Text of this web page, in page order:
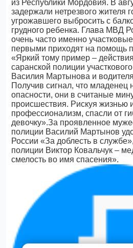
из Республики Мордовия. В
задержали нетрезвого жителя
угрожавшего выбросить с
грудного ребенка. Глава МВД
очень часто именно
первыми приходят на помощь
«Яркий тому пример –
саранской полиции
Василия Мартынова и
Получив сигнал, что младенец
опасности, они в считаные
происшествия. Рискуя жизнью
профессионализм, спасли от
девочку».За проявленное
полиции Василий Мартынов
России «За доблесть в
полиции Виктор Ковальчук –
смелость во имя спасения».